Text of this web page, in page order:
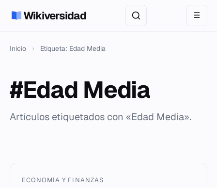
Wikiversidad ☰
Inicio › Etiqueta: Edad Media
#Edad Media
Artículos etiquetados con «Edad Media».
ECONOMÍA Y FINANZAS